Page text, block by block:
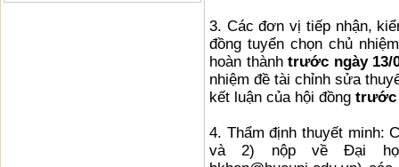
3. Các đơn vị tiếp nhận,
đồng tuyển chọn chủ
hoàn thành trước ngày 13/
nhiệm đề tài chỉnh sửa
kết luận của hội đồng trước
4. Thẩm định thuyết minh:
và 2) nộp về Đại học